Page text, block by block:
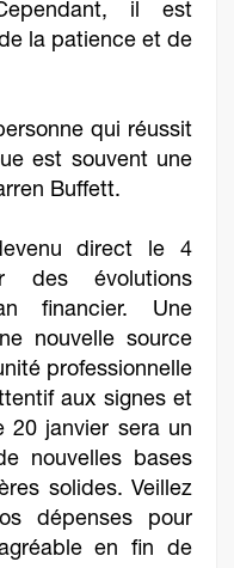
il est
la patience et de
qui réussit
est souvent une
Buffett.
direct le 4
des évolutions
financier. Une
nouvelle source
professionnelle
aux signes et
20 janvier sera un
nouvelles bases
solides. Veillez
dépenses pour
en fin de